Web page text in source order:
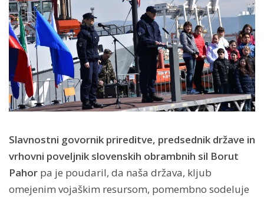
Slavnostni govornik prireditve, predsednik države in
vrhovni poveljnik slovenskih obrambnih sil Borut
Pahor pa je poudaril, da naša država, kljub
omejenim vojaškim resursom, pomembno sodeluje